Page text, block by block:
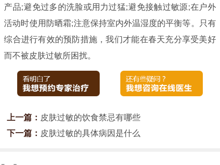
产品;避免过多的洗脸或用力过猛;避免接触过敏源;在户外
活动时使用防晒霜;注意保持室内外温湿度的平衡等。只有
综合进行有效的预防措施，我们才能在春天充分享受美好
而不被皮肤过敏所困扰。
上一篇： 皮肤过敏的饮食禁忌有哪些
下一篇： 皮肤过敏的具体病因是什么